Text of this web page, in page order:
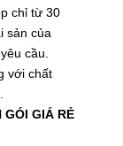
chỉ từ 30
sản của
cầu.
với chất
GÓI GIÁ RẺ